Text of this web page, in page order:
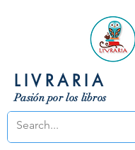
LIVRARIA
Pasión por los libros